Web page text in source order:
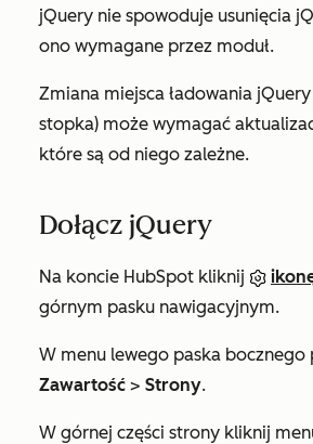
jQuery nie spowoduje usunięcia
ono wymagane przez moduł.
Zmiana miejsca ładowania
stopka) może wymagać
które są od niego zależne.
Dołącz jQuery
Na koncie HubSpot kliknij
górnym pasku nawigacyjnym.
W menu lewego paska bocznego
Zawartość > Strony.
W górnej części strony kliknij